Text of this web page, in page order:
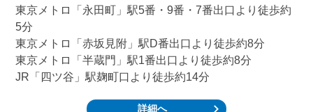
東京メトロ「永田町」駅5番・9番・7番出口より徒歩約
5分
東京メトロ「赤坂見附」駅D番出口より徒歩約8分
東京メトロ「半蔵門」駅1番出口より徒歩約8分
JR「四ツ谷」駅麹町口より徒歩約14分
詳細へ